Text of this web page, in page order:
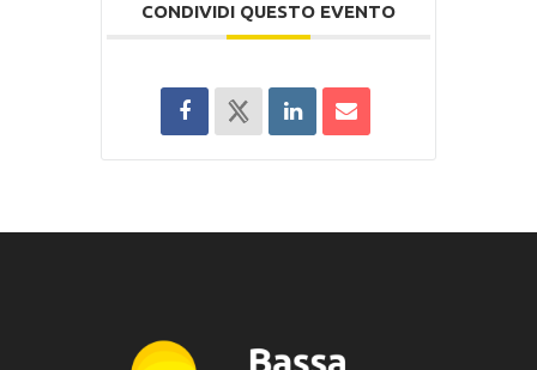
CONDIVIDI QUESTO EVENTO